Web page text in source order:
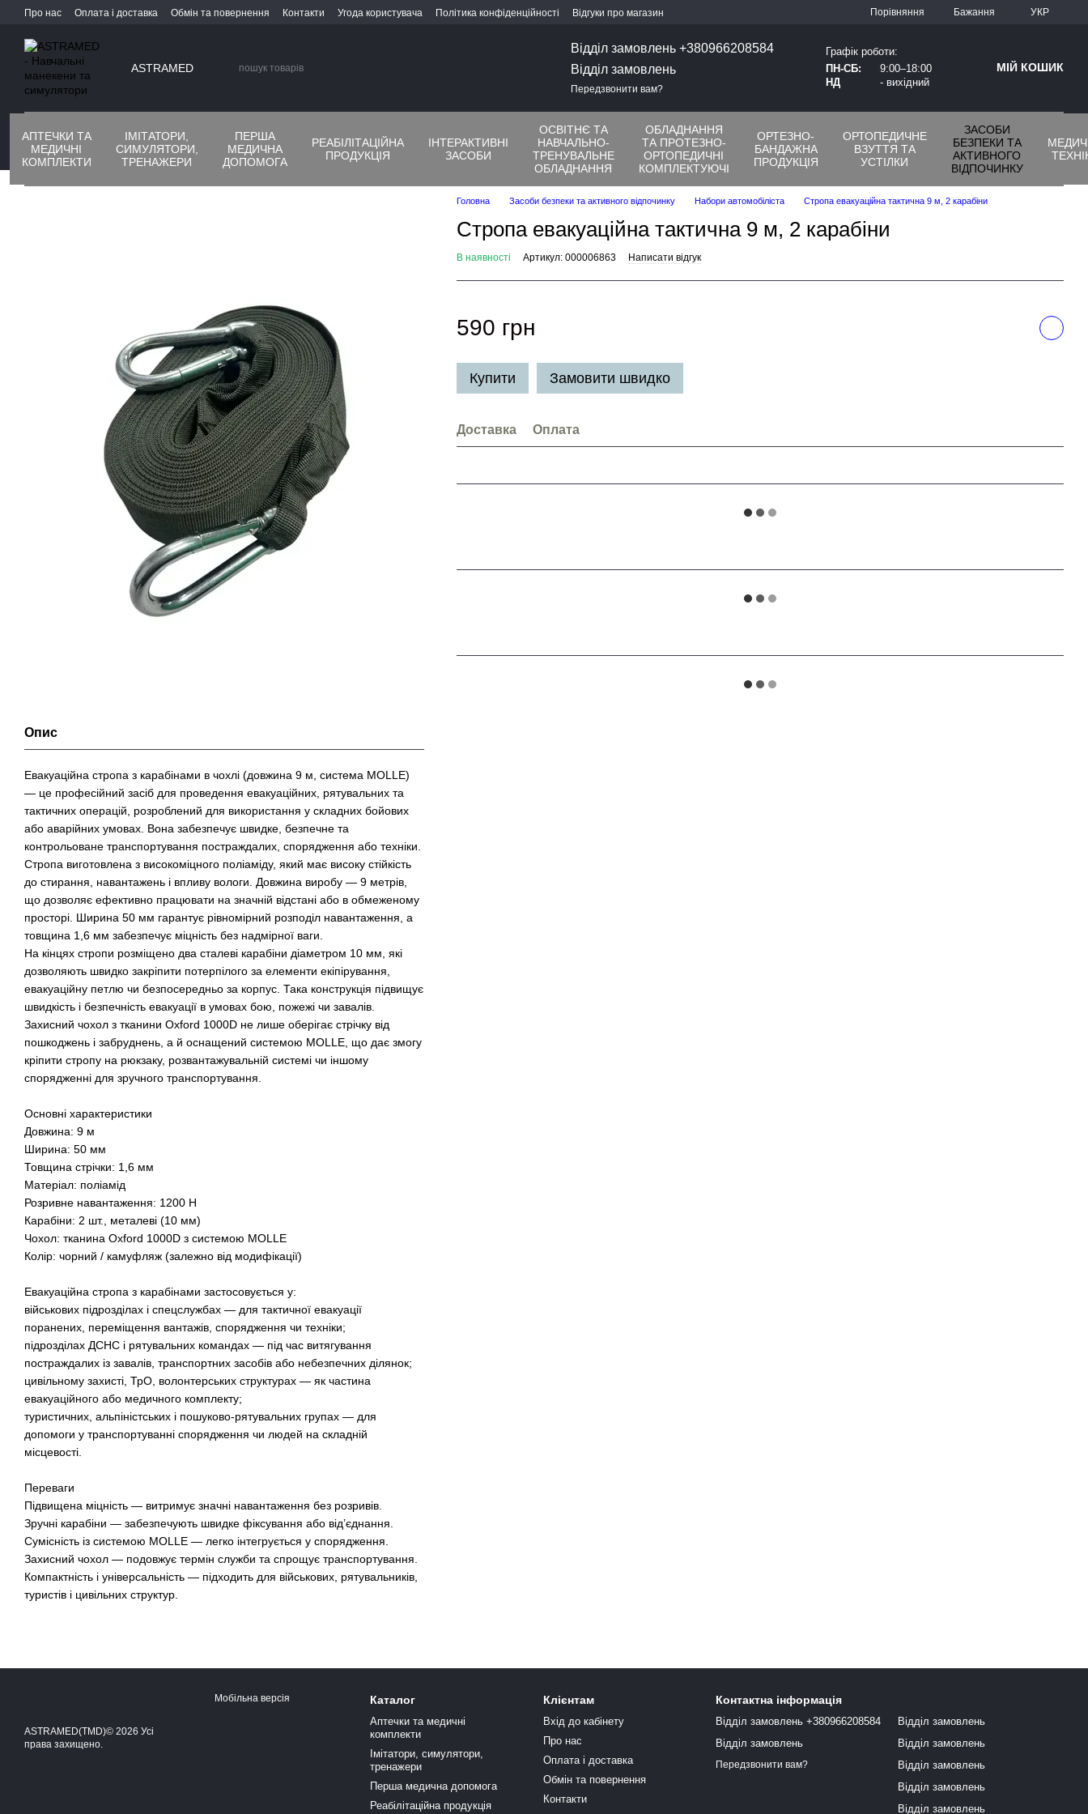
Перейти до основного контенту
Про нас Оплата і доставка Обмін та повернення Контакти Угода користувача Політика конфіденційності Відгуки про магазин Порівняння Бажання УКР
ASTRAMED
Відділ замовлень +380966208584
Відділ замовлень
Передзвонити вам?
Графік роботи:
ПН-СБ:
9:00–18:00
НД
- вихідний
МІЙ КОШИК
АПТЕЧКИ ТА
МЕДИЧНІ
КОМПЛЕКТИ
ІМІТАТОРИ,
СИМУЛЯТОРИ,
ТРЕНАЖЕРИ
ПЕРША
МЕДИЧНА
ДОПОМОГА
РЕАБІЛІТАЦІЙНА
ПРОДУКЦІЯ
ІНТЕРАКТИВНІ
ЗАСОБИ
ОСВІТНЄ ТА
НАВЧАЛЬНО-
ТРЕНУВАЛЬНЕ
ОБЛАДНАННЯ
ОБЛАДНАННЯ
ТА ПРОТЕЗНО-
ОРТОПЕДИЧНІ
КОМПЛЕКТУЮЧІ
ОРТЕЗНО-
БАНДАЖНА
ПРОДУКЦІЯ
ОРТОПЕДИЧНЕ
ВЗУТТЯ ТА
УСТІЛКИ
ЗАСОБИ
БЕЗПЕКИ ТА
АКТИВНОГО
ВІДПОЧИНКУ
Опис
Евакуаційна стропа з карабінами в чохлі (довжина 9 м, система MOLLE)
— це професійний засіб для проведення евакуаційних, рятувальних та
тактичних операцій, розроблений для використання у складних бойових
або аварійних умовах. Вона забезпечує швидке, безпечне та
контрольоване транспортування постраждалих, спорядження або техніки.
Стропа виготовлена з високоміцного поліаміду, який має високу стійкість
до стирання, навантажень і впливу вологи. Довжина виробу — 9 метрів,
що дозволяє ефективно працювати на значній відстані або в обмеженому
просторі. Ширина 50 мм гарантує рівномірний розподіл навантаження, а
товщина 1,6 мм забезпечує міцність без надмірної ваги.
На кінцях стропи розміщено два сталеві карабіни діаметром 10 мм, які
дозволяють швидко закріпити потерпілого за елементи екіпірування,
евакуаційну петлю чи безпосередньо за корпус. Така конструкція підвищує
швидкість і безпечність евакуації в умовах бою, пожежі чи завалів.
Захисний чохол з тканини Oxford 1000D не лише оберігає стрічку від
пошкоджень і забруднень, а й оснащений системою MOLLE, що дає змогу
кріпити стропу на рюкзаку, розвантажувальній системі чи іншому
спорядженні для зручного транспортування.
Основні характеристики
Довжина: 9 м
Ширина: 50 мм
Товщина стрічки: 1,6 мм
Матеріал: поліамід
Розривне навантаження: 1200 Н
Карабіни: 2 шт., металеві (10 мм)
Чохол: тканина Oxford 1000D з системою MOLLE
Колір: чорний / камуфляж (залежно від модифікації)
Евакуаційна стропа з карабінами застосовується у:
військових підрозділах і спецслужбах — для тактичної евакуації
поранених, переміщення вантажів, спорядження чи техніки;
підрозділах ДСНС і рятувальних командах — під час витягування
постраждалих із завалів, транспортних засобів або небезпечних ділянок;
цивільному захисті, ТрО, волонтерських структурах — як частина
евакуаційного або медичного комплекту;
туристичних, альпіністських і пошуково-рятувальних групах — для
допомоги у транспортуванні спорядження чи людей на складній
місцевості.
Переваги
Підвищена міцність — витримує значні навантаження без розривів.
Зручні карабіни — забезпечують швидке фіксування або від’єднання.
Сумісність із системою MOLLE — легко інтегрується у спорядження.
Захисний чохол — подовжує термін служби та спрощує транспортування.
Компактність і універсальність — підходить для військових, рятувальників,
туристів і цивільних структур.
Головна Засоби безпеки та активного відпочинку Набори автомобіліста Стропа евакуаційна тактична 9 м, 2 карабіни
Стропа евакуаційна тактична 9 м, 2 карабіни
В наявності Артикул: 000006863 Написати відгук
590 грн
Купити Замовити швидко
Доставка Оплата
ASTRAMED(TMD)© 2026 Усі
права захищено.
Мобільна версія Каталог
Аптечки та медичні
комплекти
Імітатори, симулятори,
тренажери
Перша медична допомога
Реабілітаційна продукція
Клієнтам
Вхід до кабінету
Про нас
Оплата і доставка
Обмін та повернення
Контакти
Контактна інформація
Відділ замовлень +380966208584
Відділ замовлень
Передзвонити вам?
Відділ замовлень
Відділ замовлень
Відділ замовлень
Відділ замовлень
Відділ замовлень